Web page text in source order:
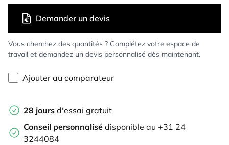
Vous cherchez des quantités ? Complétez votre espace de
travail et demandez un devis personnalisé dès maintenant.
Demander un devis
Ajouter au comparateur
28 jours d'essai gratuit
Conseil personnalisé disponible au +31 24
3244084